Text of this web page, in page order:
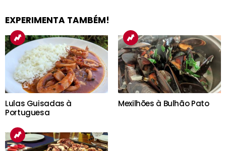
EXPERIMENTA TAMBÉM!
Lulas Guisadas à
Portuguesa
Mexilhões à Bulhão Pato